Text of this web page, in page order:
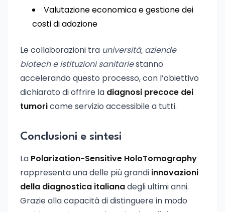
Valutazione economica e gestione dei
costi di adozione
Le collaborazioni tra università, aziende
biotech e istituzioni sanitariestanno
accelerando questo processo, con l’obiettivo
dichiarato di offrire la diagnosi precoce dei
tumoricome servizio accessibile a tutti.
Conclusioni e sintesi
La Polarization-Sensitive HoloTomography
rappresenta una delle più grandi innovazioni
della diagnostica italianadegli ultimi anni.
Grazie alla capacità di distinguere in modo